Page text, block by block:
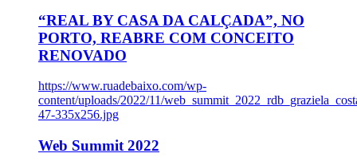
“REAL BY CASA DA CALÇADA”, NO
PORTO, REABRE COM CONCEITO
RENOVADO
https://www.ruadebaixo.com/wp-
content/uploads/2022/11/
47-335x256.jpg
Web Summit 2022